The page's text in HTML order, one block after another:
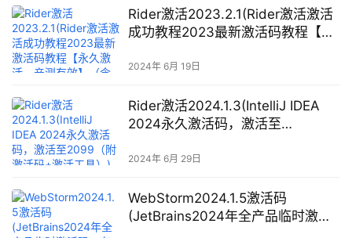
Rider激活2023.2.1(Rider激活激活
成功教程2023最新激活码教程【永
windows+mac）)
2024年 6月 19日
Rider激活2024.1.3(IntelliJ IDEA
2024永久激活码，激活至
2024年 6月 29日
WebStorm2024.1.5激活码
(JetBrains2024年全产品临时激活